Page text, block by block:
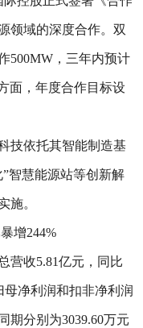
领域的深度合作。双
500MW，三年内预计
面，年度合作目标设
技依托其智能制造基
智慧能源站等创新解
施。
增244%
营收5.81亿元，同比
母净利润和扣非净利润
期分别为3039.60万元